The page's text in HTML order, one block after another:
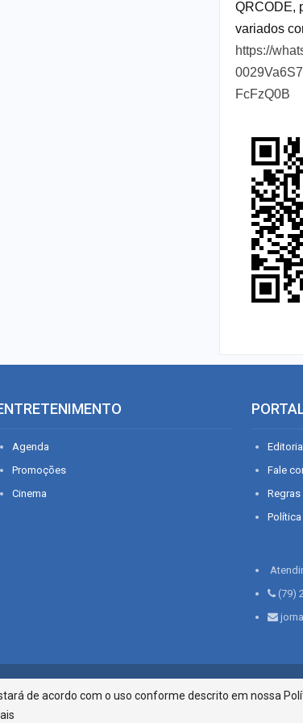
QRCODE,
variados
https://
FcFzQ0B
Agenda
Promoções
Cinema
Editorial
Fale
(79)
Infonet - Rua Monsenhor Silveira 276, Bairro São José | Aracaju-
de acordo com o uso conforme descrito em nossa